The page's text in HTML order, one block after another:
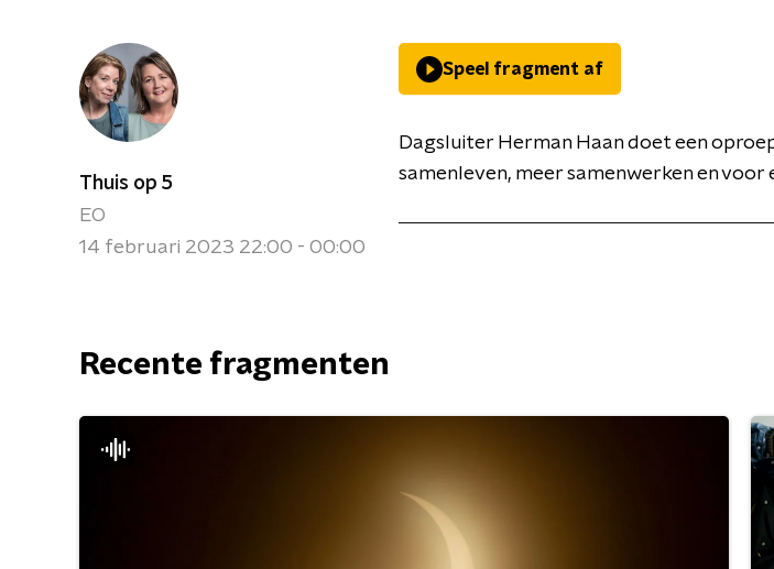
Thuis op 5
EO
14 februari 2023 22:00 - 00:00
Speel fragment af
Dagsluiter Herman Haan doet een
samenleven, meer samenwerken en voor
Recente fragmenten